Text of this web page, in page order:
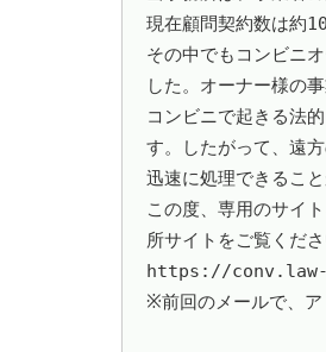
現在顧問契約数は約
その中でもコンビニ
した。オーナー様の
コンビニで起きる法
す。したがって、遠
迅速に処理できるこ
この度、専用のサイ
所サイトをご覧くださ
https://conv.law-
※前回のメールで、ア